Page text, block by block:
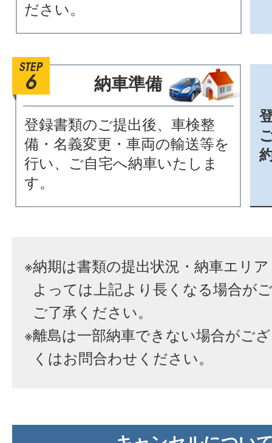
ださい。
納車準備
登録書類のご提出後、車検整
備・名義変更・車両の輸送等を
行い、ご自宅へ納車いたしま
す。
※納期は書類の提出状況・納車エリ
よっては上記より長くなる場合が
ご了承ください。
※離島は一部納車できない場合がご
くはお問合わせください。